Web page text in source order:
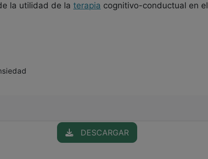
la utilidad de la terapia cognitivo-conductual en el
DESCARGAR